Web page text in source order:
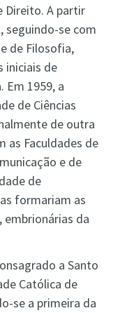
Direito. A partir
seguindo-se com
de Filosofia,
iniciais de
Em 1959, a
de Ciências
de outra
as Faculdades de
e de
de
formariam as
embrionárias da
a Santo
Católica de
se a primeira da